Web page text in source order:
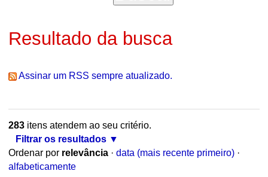
Resultado da busca
Assinar um RSS sempre atualizado.
283itens atendem ao seu critério.
Filtrar os resultados
Ordenar por relevância · data (mais recente primeiro) ·
alfabeticamente